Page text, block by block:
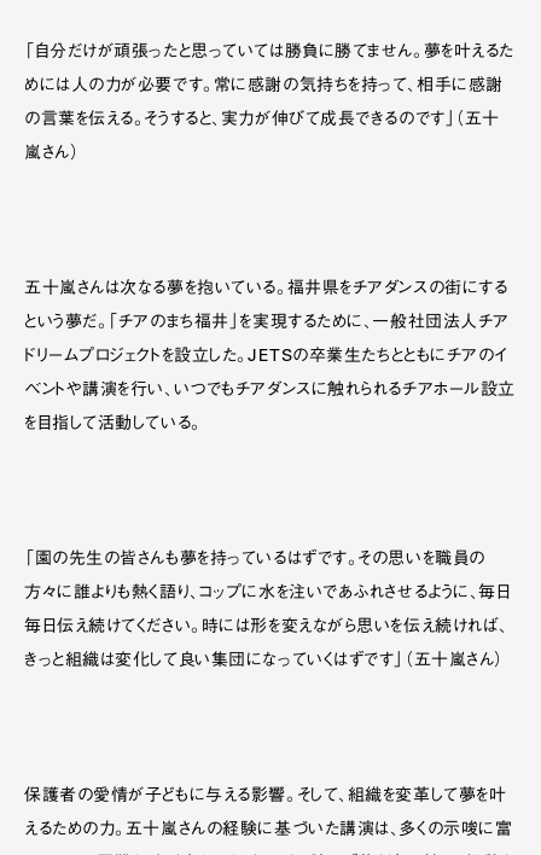
「自分だけが頑張ったと思っていては勝負に勝てません。夢を叶えるた
めには人の力が必要です。常に感謝の気持ちを持って、相手に感謝
の言葉を伝える。そうすると、実力が伸びて成長できるのです」（五十
嵐さん）
五十嵐さんは次なる夢を抱いている。福井県をチアダンスの街にする
という夢だ。「チアのまち福井」を実現するために、一般社団法人チア
ドリームプロジェクトを設立した。JETSの卒業生たちとともにチアのイ
ベントや講演を行い、いつでもチアダンスに触れられるチアホール設立
を目指して活動している。
「園の先生の皆さんも夢を持っているはずです。その思いを職員の
方々に誰よりも熱く語り、コップに水を注いであふれさせるように、毎日
毎日伝え続けてください。時には形を変えながら思いを伝え続ければ、
きっと組織は変化して良い集団になっていくはずです」（五十嵐さん）
保護者の愛情が子どもに与える影響。そして、組織を変革して夢を叶
えるための力。五十嵐さんの経験に基づいた講演は、多くの示唆に富